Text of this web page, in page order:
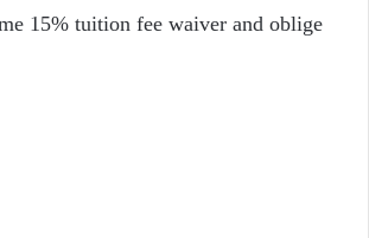
15% tuition fee waiver and oblige